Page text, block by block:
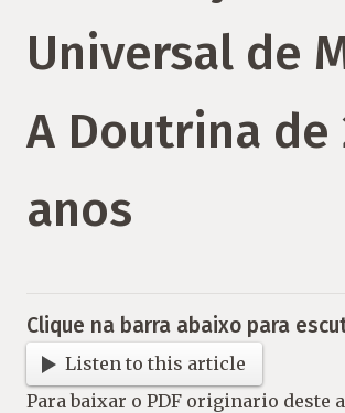
Universal de
A Doutrina de
anos
Clique na barra abaixo para
Listen to this article
Para baixar o PDF originario deste